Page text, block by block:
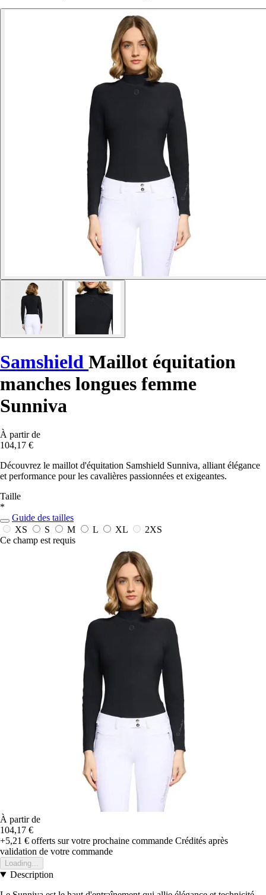
Samshield Maillot équitation
manches longues femme
Sunniva
À partir de
104,17 €
Découvrez le maillot d'équitation Samshield Sunniva, alliant élégance
et performance pour les cavalières passionnées et exigeantes.
Taille
*
Guide des tailles
XS
S M L XL
2XS
Ce champ est requis
À partir de
104,17 €
+5,21 € offerts sur votre prochaine commande Crédités après
validation de votre commande
Loading...
Description